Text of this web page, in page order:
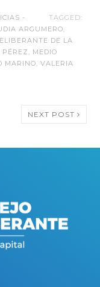
-
TAGGED:
ARGUMERO
DE LA
MEDIO
MARINO ,VALERIA
NEXT POST